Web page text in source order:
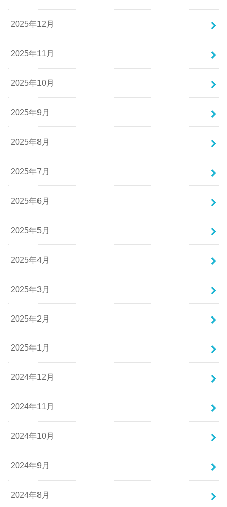
2025年12月
2025年11月
2025年10月
2025年9月
2025年8月
2025年7月
2025年6月
2025年5月
2025年4月
2025年3月
2025年2月
2025年1月
2024年12月
2024年11月
2024年10月
2024年9月
2024年8月